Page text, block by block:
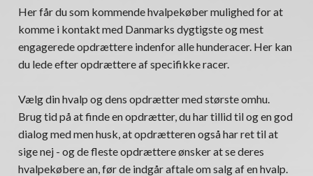
Her får du som kommende hvalpekøber mulighed for at
komme i kontakt med Danmarks dygtigste og mest
engagerede opdrættere indenfor alle hunderacer. Her kan
du lede efter opdrættere af specifikke racer.
Vælg din hvalp og dens opdrætter med største omhu.
Brug tid på at finde en opdrætter, du har tillid til og en god
dialog med men husk, at opdrætteren også har ret til at
sige nej - og de fleste opdrættere ønsker at se deres
hvalpekøbere an, før de indgår aftale om salg af en hvalp.